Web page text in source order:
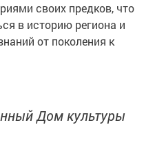
своих предков, что
в историю региона и
от поколения к
Дом культуры